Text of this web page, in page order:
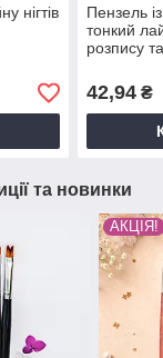
нігтів
Пензель
тонкий
розпису
42,94₴
та новинки
АКЦІЯ!